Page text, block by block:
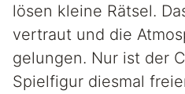
lösen kleine Rätsel.
vertraut und die
gelungen. Nur ist der
Spielfigur diesmal